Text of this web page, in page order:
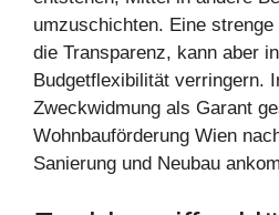
umzuschichten. Eine
die Transparenz, kann aber
Budgetflexibilität verringern.
Zweckwidmung als Garant
Wohnbauförderung Wien
Sanierung und Neubau